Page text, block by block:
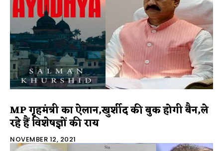
MP गृहमंत्री का ऐलान,खुर्शीद की बुक होगी बैन,ले
रहे हैं विशेषज्ञों की राय
NOVEMBER 12, 2021